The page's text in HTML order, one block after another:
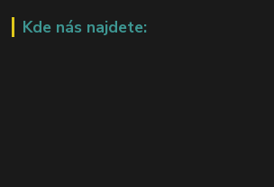
Kde nás najdete: